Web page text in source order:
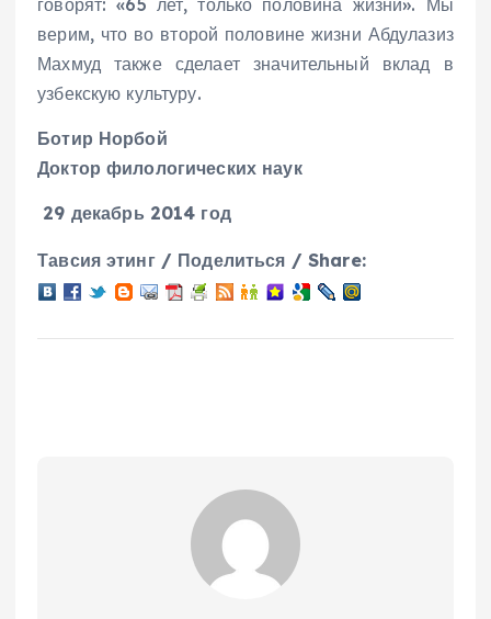
верим, что во второй половине жизни Абдулазиз
Махмуд также сделает значительный вклад в
узбекскую культуру.
Ботир Норбой
Доктор филологических наук
29 декабрь 2014 год
Тавсия этинг / Поделиться / Share: